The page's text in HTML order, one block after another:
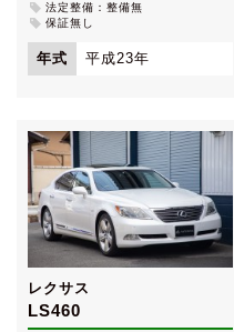
法定整備：整備無
保証無し
年式 平成23年
レクサス
LS460